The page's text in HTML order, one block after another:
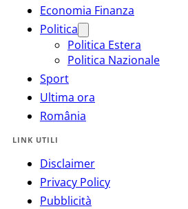
Economia Finanza
Politica
Politica Estera
Politica Nazionale
Sport
Ultima ora
România
LINK UTILI
Disclaimer
Privacy Policy
Pubblicità